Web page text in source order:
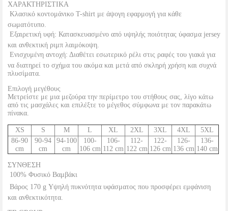
ΧΑΡΑΚΤΗΡΙΣΤΙΚΑ
 Κλασικό κοντομάνικο T-shirt με άψογη εφαρμογή για κάθε
σωματότυπο.
 Εξαιρετική υφή: Κατασκευασμένο από υψηλής ποιότητας ύφασμα jersey
και ανθεκτική ριμπ λαιμόκοψη.
 Ενισχυμένη αντοχή: Διαθέτει εσωτερικό ρέλι στις ραφές του γιακά για
να διατηρεί το σχήμα του ακόμα και μετά από σκληρή χρήση και συχνά
πλυσίματα.
Επιλογή μεγέθους
Μετρείστε με μια μεζούρα την περίμετρο του στήθους σας, λίγο κάτω
από τις μασχάλες και επιλέξτε το μέγεθος σύμφωνα με τον παρακάτω
πίνακα.
XS S M L XL 2XL 3XL 4XL
5XL
86-90
cm
90-94
cm
94-100
cm
100-
106 cm
106-
112 cm
112-
122 cm
122-
126 cm
126-
136 cm
136-
140 cm
ΣΥΝΘΕΣΗ
 100% Φυσικό Βαμβάκι
 Βάρος 170 g Υψηλή πυκνότητα υφάσματος που προσφέρει εμφάνιση
και ανθεκτικότητα.